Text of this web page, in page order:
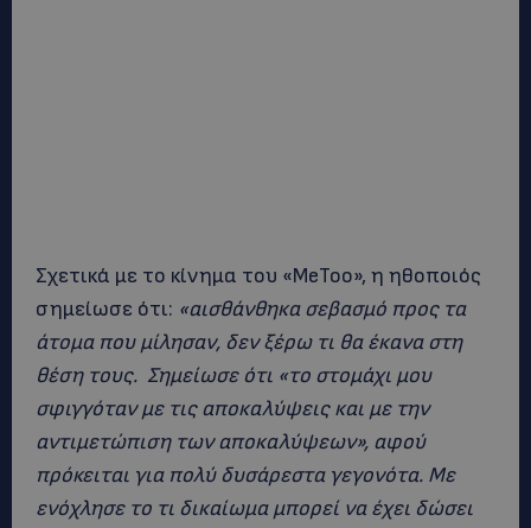
Σχετικά με το κίνημα του «MeToo», η ηθοποιός
σημείωσε ότι: «αισθάνθηκα σεβασμό προς τα
άτομα που μίλησαν, δεν ξέρω τι θα έκανα στη
θέση τους. Σημείωσε ότι «το στομάχι μου
σφιγγόταν με τις αποκαλύψεις και με την
αντιμετώπιση των αποκαλύψεων», αφού
πρόκειται για πολύ δυσάρεστα γεγονότα. Με
ενόχλησε το τι δικαίωμα μπορεί να έχει δώσει